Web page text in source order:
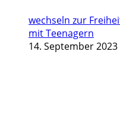
wechseln zur
mit Teenagern
14. September 2023